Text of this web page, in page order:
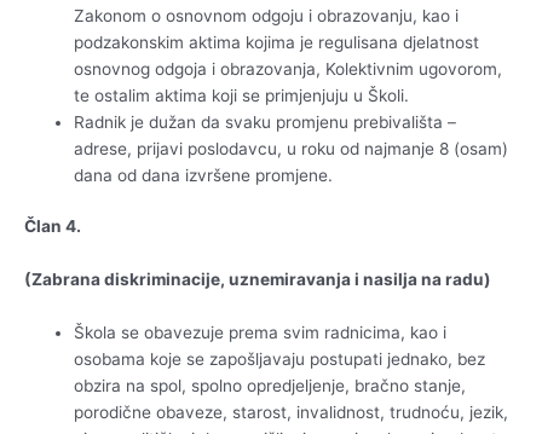
Zakonom o osnovnom odgoju i obrazovanju, kao i
podzakonskim aktima kojima je regulisana djelatnost
osnovnog odgoja i obrazovanja, Kolektivnim ugovorom,
te ostalim aktima koji se primjenjuju u Školi.
Radnik je dužan da svaku promjenu prebivališta –
adrese, prijavi poslodavcu, u roku od najmanje 8 (osam)
dana od dana izvršene promjene.
Član 4.
(Zabrana diskriminacije, uznemiravanja i nasilja na radu)
Škola se obavezuje prema svim radnicima, kao i
osobama koje se zapošljavaju postupati jednako, bez
obzira na spol, spolno opredjeljenje, bračno stanje,
porodične obaveze, starost, invalidnost, trudnoću, jezik,